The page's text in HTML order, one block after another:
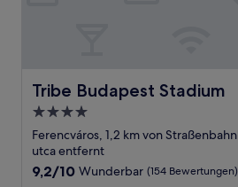
Tribe Budapest Stadium
Tribe Budapest Stadium
4.0-
Sterne-
Unterkunft
Ferencváros, 1,2 km von
utca entfernt
9.2
9,2/10 Wunderbar (154 Bewertungen)